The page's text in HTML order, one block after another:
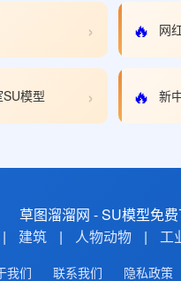
› 🔥 网
模型 › 🔥 新
草图溜溜网 - SU模型免
| 建筑 | 人物动物 | 工
我们 联系我们 隐私政策